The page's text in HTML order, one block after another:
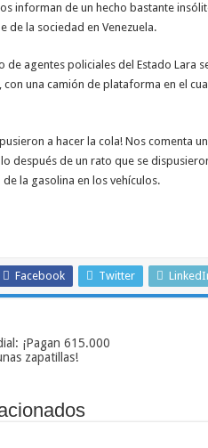
dejan al menos 164 fallecidos y
lentes inteligentes sin Ray-Ban:
que la inteligencia artificial aún no
Roland Garros 2026 y sacude el
informan de un hecho bastante
de la sociedad en Venezuela.
de agentes policiales del Estado Lara
con una camión de plataforma en el
a hacer la cola! Nos comenta
después de un rato que se
la gasolina en los vehículos.
Facebook Twitter
¡Pagan 615.000
zapatillas!